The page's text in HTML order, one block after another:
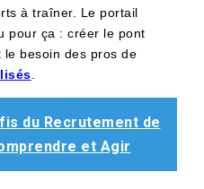
à traîner. Le portail
pour ça : créer le pont
besoin des pros de
du Recrutement de
et Agir